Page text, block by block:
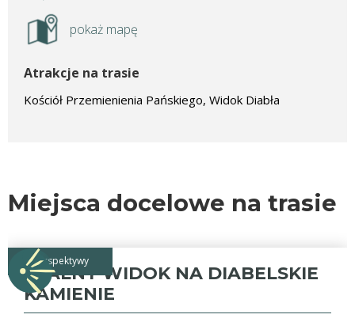
pokaż mapę
Atrakcje na trasie
Kościół Przemienienia Pańskiego, Widok Diabła
Miejsca docelowe na trasie
perspektywy
SKALNY WIDOK NA DIABELSKIE
KAMIENIE